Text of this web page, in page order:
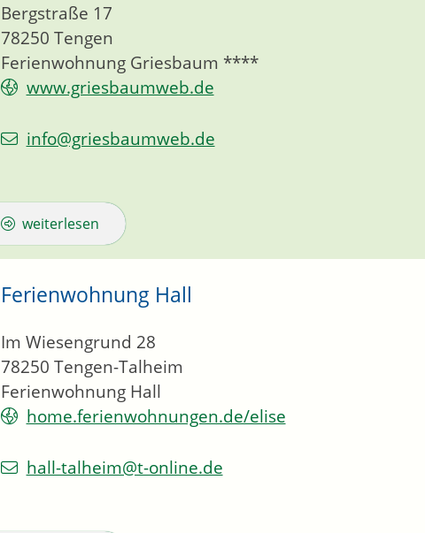
Ferienwohnung Griesbaum ****
Bergstraße 17
78250 Tengen
www.griesbaumweb.de
info@griesbaumweb.de
weiterlesen
Ferienwohnung Hall
Ferienwohnung Hall
Im Wiesengrund 28
78250 Tengen-Talheim
home.ferienwohnungen.de/elise
hall-talheim@t-online.de